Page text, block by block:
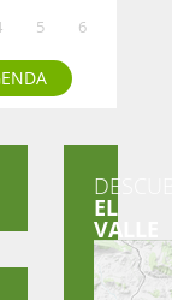
5 6
EL
VALLE